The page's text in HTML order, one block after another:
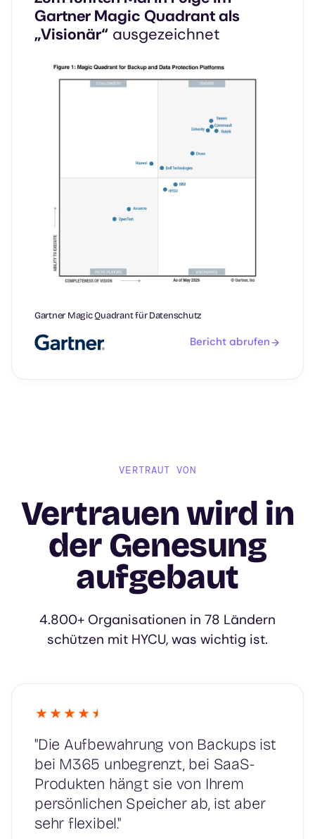
Gartner Magic Quadrant als
„Visionär“ ausgezeichnet
Gartner Magic Quadrant für Datenschutz
Bericht abrufen
VERTRAUT VON
Vertrauen wird in
der Genesung
aufgebaut
4.800+ Organisationen in 78 Ländern
schützen mit HYCU, was wichtig ist.
"Die Aufbewahrung von Backups ist
bei M365 unbegrenzt, bei SaaS-
Produkten hängt sie von Ihrem
persönlichen Speicher ab, ist aber
sehr flexibel."